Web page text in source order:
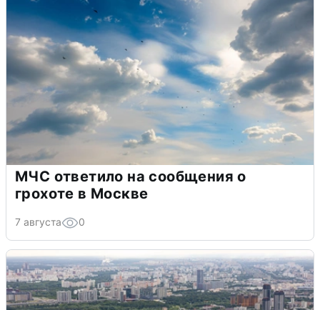
МЧС ответило на сообщения о
грохоте в Москве
7 августа 0